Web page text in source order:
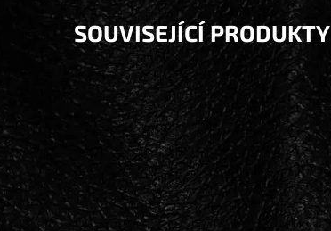
SOUVISEJÍCÍ PRODUKTY